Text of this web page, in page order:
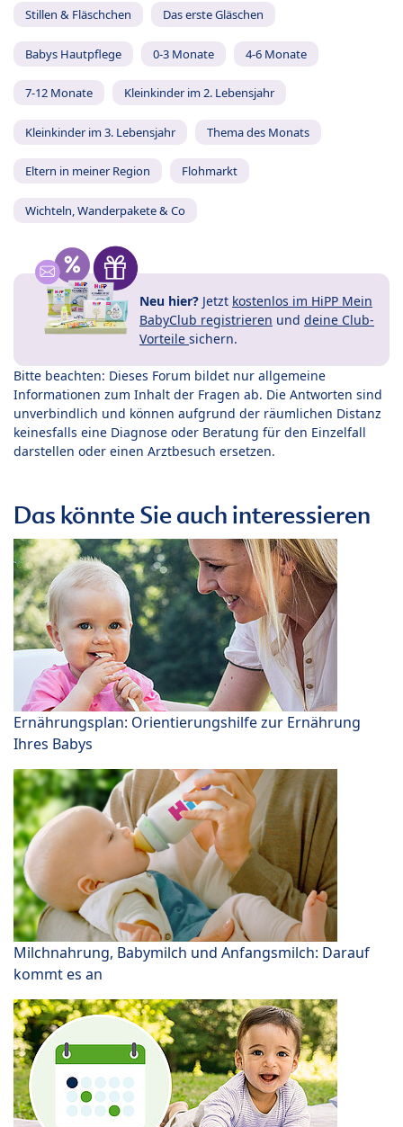
Stillen & Fläschchen Das erste Gläschen
Babys Hautpflege 0-3 Monate 4-6 Monate
7-12 Monate Kleinkinder im 2. Lebensjahr
Kleinkinder im 3. Lebensjahr Thema des Monats
Eltern in meiner Region Flohmarkt
Wichteln, Wanderpakete & Co
Neu hier? Jetzt kostenlos im HiPP Mein
BabyClub registrieren und deine Club-
Vorteile sichern.
Bitte beachten: Dieses Forum bildet nur allgemeine
Informationen zum Inhalt der Fragen ab. Die Antworten sind
unverbindlich und können aufgrund der räumlichen Distanz
keinesfalls eine Diagnose oder Beratung für den Einzelfall
darstellen oder einen Arztbesuch ersetzen.
Das könnte Sie auch interessieren
Ernährungsplan: Orientierungshilfe zur Ernährung
Ihres Babys
Milchnahrung, Babymilch und Anfangsmilch: Darauf
kommt es an